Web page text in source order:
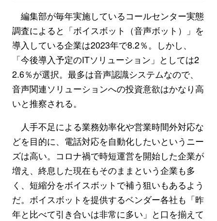
編集部が毎年実施しているコールセンター実態
調査によると「ボイスボット（音声ボット）」を
導入している企業は2023年で8.2％。しかし、
「今後導入予定のITソリューション」としては2
2.6％が選択。最多は音声認識システムなので、
音声関連ソリューションへの投資意欲はかなり高
いと推察される。
人手不足による業務効率化や営業時間外対応な
どを目的に、電話対応を自動化したいというニー
ズは高い。コロナ禍で時短運営を開始した企業が
増え、終息した現在もそのままという企業も多
く、短縮分をボイスボットで補う狙いもあるよう
だ。ボイスボットを提供するベンダー各社も「昨
年と比べて引き合いは非常に多い」と口を揃えて